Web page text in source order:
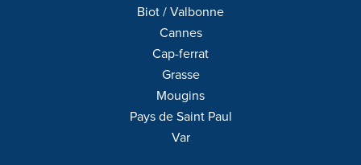
Biot / Valbonne
Cannes
Cap-ferrat
Grasse
Mougins
Pays de Saint Paul
Var